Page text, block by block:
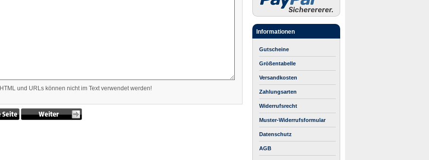
HTML und URLs können nicht im Text verwendet werden!
Informationen
Gutscheine
Größentabelle
Versandkosten
Zahlungsarten
Widerrufsrecht
Muster-Widerrufsformular
Datenschutz
AGB